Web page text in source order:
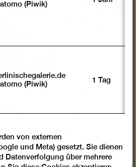
Jugendlichen und
Ausstellungsraum zur
(Piwik)
(Piwik)
1 Tag
von externen
und Meta) gesetzt. Sie dienen
Datenverfolgung über mehrere